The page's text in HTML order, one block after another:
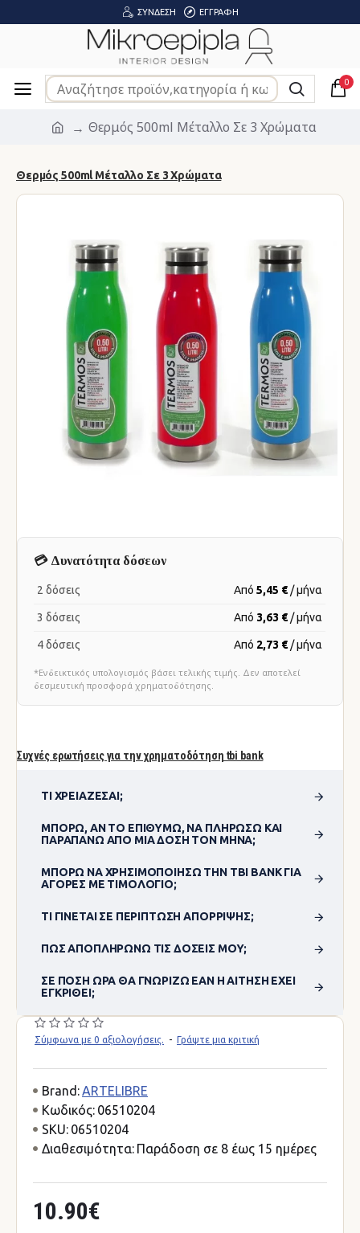
ΣΎΝΔΕΣΗ ΕΓΓΡΑΦΉ
0
Θερμός 500ml Μέταλλο Σε 3 Χρώματα
Θερμός 500ml Μέταλλο Σε 3 Χρώματα
Συχνές ερωτήσεις για την χρηματοδότηση tbi bank
ΤΙ ΧΡΕΙΆΖΕΣΑΙ;
ΜΠΟΡΏ, ΑΝ ΤΟ ΕΠΙΘΥΜΏ, ΝΑ ΠΛΗΡΏΣΩ ΚΑΙ
ΠΑΡΑΠΆΝΩ ΑΠΌ ΜΊΑ ΔΌΣΗ ΤΟΝ ΜΉΝΑ;
ΜΠΟΡΏ ΝΑ ΧΡΗΣΙΜΟΠΟΊΗΣΩ ΤΗΝ TBI BANK ΓΙΑ
ΑΓΟΡΈΣ ΜΕ ΤΙΜΟΛΌΓΙΟ;
ΤΙ ΓΊΝΕΤΑΙ ΣΕ ΠΕΡΊΠΤΩΣΗ ΑΠΌΡΡΙΨΗΣ;
ΠΏΣ ΑΠΟΠΛΗΡΏΝΩ ΤΙΣ ΔΌΣΕΙΣ ΜΟΥ;
ΣΕ ΠΌΣΗ ΏΡΑ ΘΑ ΓΝΩΡΊΖΩ ΕΆΝ Η ΑΊΤΗΣΗ ΈΧΕΙ
ΕΓΚΡΙΘΕΊ;
💳 Δυνατότητα δόσεων
2 δόσεις Από 5,45 € / μήνα
3 δόσεις Από 3,63 € / μήνα
4 δόσεις Από 2,73 € / μήνα
*Ενδεικτικός υπολογισμός βάσει τελικής τιμής. Δεν αποτελεί
δεσμευτική προσφορά χρηματοδότησης.
Σύμφωνα με 0 αξιολογήσεις. - Γράψτε μια κριτική
10.90€
Brand:ARTELIBRE
Κωδικός: 06510204
SKU: 06510204
Διαθεσιμότητα: Παράδοση σε 8 έως 15 ημέρες